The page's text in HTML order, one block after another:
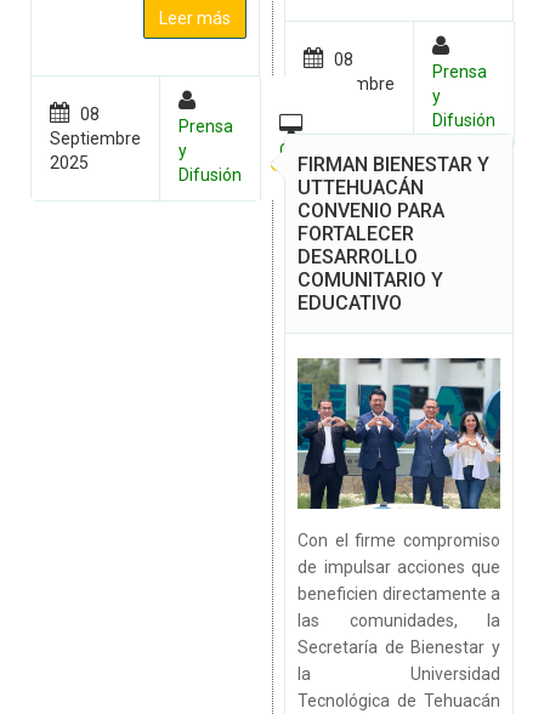
08
Septiembre
Prensa
y
Difusión
Leer más
08
Septiembre
2025
Prensa
y
Difusión
General
FIRMAN BIENESTAR Y
UTTEHUACÁN
CONVENIO PARA
FORTALECER
DESARROLLO
COMUNITARIO Y
EDUCATIVO
Con el firme compromiso
de impulsar acciones que
beneficien directamente a
las comunidades, la
Secretaría de Bienestar y
la Universidad
Tecnológica de Tehuacán